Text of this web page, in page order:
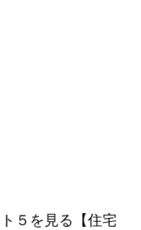
５を見る【住宅